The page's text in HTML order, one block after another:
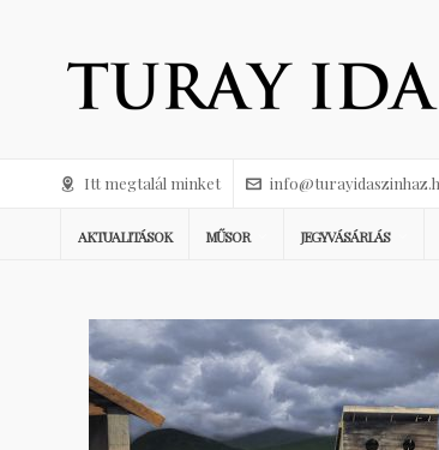
Itt megtalál minket
AKTUALITÁSOK MŰSOR JEGYVÁSÁRLÁS